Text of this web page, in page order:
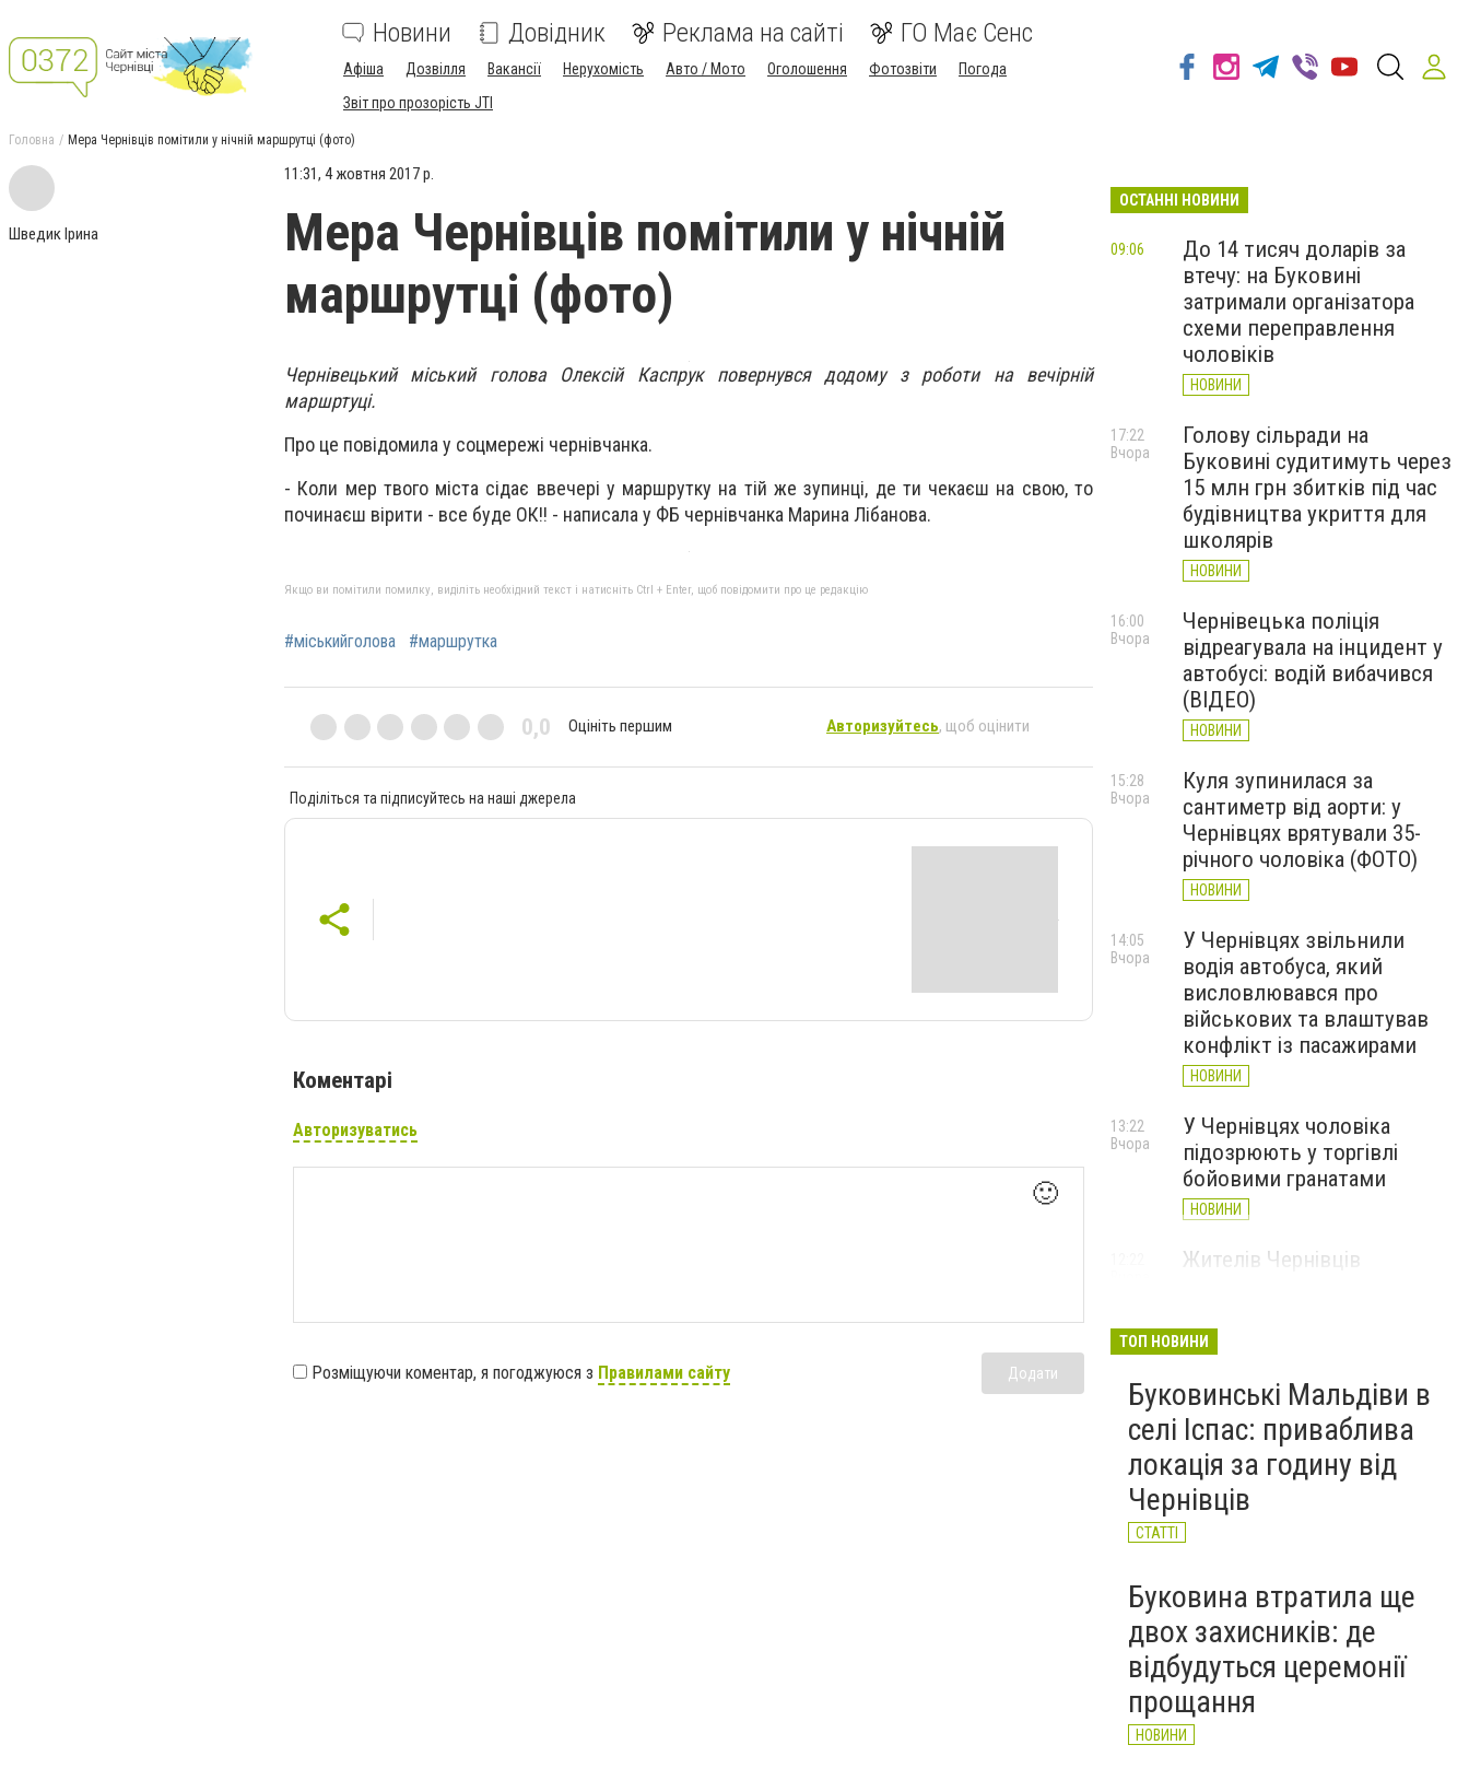
Новини Довідник Реклама на сайті ГО Має Сенс
Афіша Дозвілля Вакансії Нерухомість Авто / Мото Оголошення Фотозвіти
Погода
Звіт про прозорість JTI
Головна Мера Чернівців помітили у нічній маршрутці (фото)
Шведик Ірина
11:31, 4 жовтня 2017 р.
Мера Чернівців помітили у нічній
маршрутці (фото)
Чернівецький міський голова Олексій Каспрук повернувся додому з роботи на вечірній
маршртуці.
Про це повідомила у соцмережі чернівчанка.
- Коли мер твого міста сідає ввечері у маршрутку на тій же зупинці, де ти чекаєш на свою, то
починаєш вірити - все буде ОК!! - написала у ФБ чернівчанка Марина Лібанова.
Якщо ви помітили помилку, виділіть необхідний текст і натисніть Ctrl + Enter, щоб повідомити про це редакцію
#міськийголова #маршрутка
0,0 Оцініть першим Авторизуйтесь, щоб оцінити
Поділіться та підписуйтесь на наші джерела
Коментарі
Авторизуватись
🙂
Розміщуючи коментар, я погоджуюся з Правилами сайту Додати
ОСТАННІ НОВИНИ
До 14 тисяч доларів за
втечу: на Буковині
затримали організатора
схеми переправлення
чоловіків
НОВИНИ
09:06
Голову сільради на
Буковині судитимуть через
15 млн грн збитків під час
будівництва укриття для
школярів
НОВИНИ
17:22
Вчора
Чернівецька поліція
відреагувала на інцидент у
автобусі: водій вибачився
(ВІДЕО)
НОВИНИ
16:00
Вчора
Куля зупинилася за
сантиметр від аорти: у
Чернівцях врятували 35-
річного чоловіка (ФОТО)
НОВИНИ
15:28
Вчора
У Чернівцях звільнили
водія автобуса, який
висловлювався про
військових та влаштував
конфлікт із пасажирами
НОВИНИ
14:05
Вчора
У Чернівцях чоловіка
підозрюють у торгівлі
бойовими гранатами
НОВИНИ
13:22
Вчора
Жителів Чернівців
цивільним
У Чернівцях зафіксували
новий температурний
рекорд з 2017 року
НОВИНИ
Вчора
ТОП НОВИНИ
Буковинські Мальдіви в
селі Іспас: приваблива
локація за годину від
Чернівців
СТАТТІ
Буковина втратила ще
двох захисників: де
відбудуться церемонії
прощання
НОВИНИ